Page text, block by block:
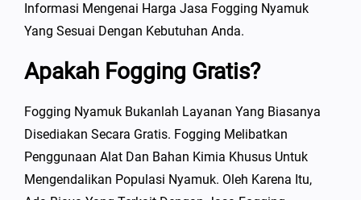
Informasi Mengenai Harga Jasa Fogging Nyamuk
Yang Sesuai Dengan Kebutuhan Anda.
Apakah Fogging Gratis?
Fogging Nyamuk Bukanlah Layanan Yang Biasanya
Disediakan Secara Gratis. Fogging Melibatkan
Penggunaan Alat Dan Bahan Kimia Khusus Untuk
Mengendalikan Populasi Nyamuk. Oleh Karena Itu,